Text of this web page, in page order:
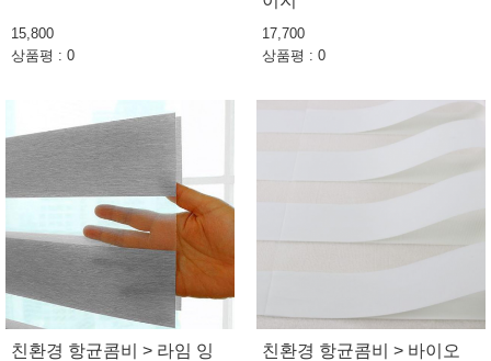
15,800
상품평 : 0
17,700
상품평 : 0
친환경 항균콤비 > 라임 잉
친환경 항균콤비 > 바이오